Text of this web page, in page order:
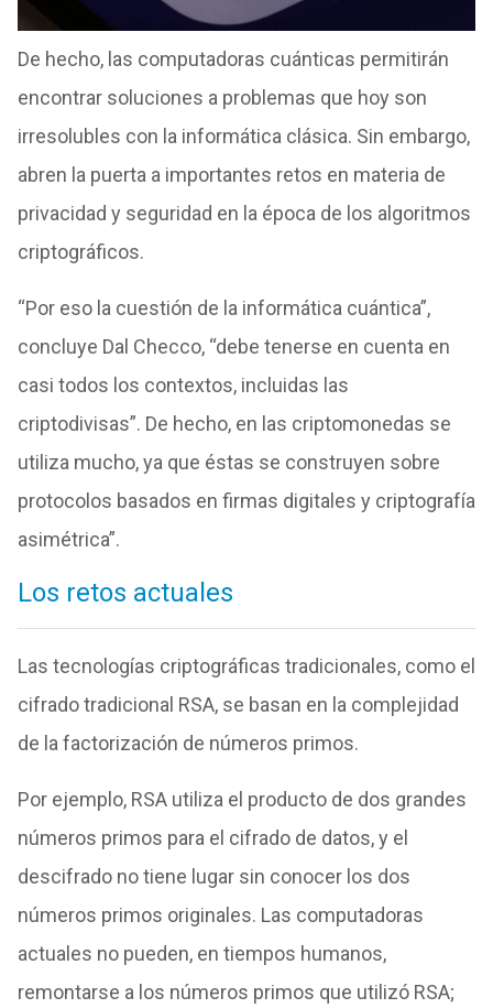
De hecho, las computadoras cuánticas permitirán
encontrar soluciones a problemas que hoy son
irresolubles con la informática clásica. Sin embargo,
abren la puerta a importantes retos en materia de
privacidad y seguridad en la época de los algoritmos
criptográficos.
“Por eso la cuestión de la informática cuántica”,
concluye Dal Checco, “debe tenerse en cuenta en
casi todos los contextos, incluidas las
criptodivisas”. De hecho, en las criptomonedas se
utiliza mucho, ya que éstas se construyen sobre
protocolos basados en firmas digitales y criptografía
asimétrica”.
Los retos actuales
Las tecnologías criptográficas tradicionales, como el
cifrado tradicional RSA, se basan en la complejidad
de la factorización de números primos.
Por ejemplo, RSA utiliza el producto de dos grandes
números primos para el cifrado de datos, y el
descifrado no tiene lugar sin conocer los dos
números primos originales. Las computadoras
actuales no pueden, en tiempos humanos,
remontarse a los números primos que utilizó RSA;